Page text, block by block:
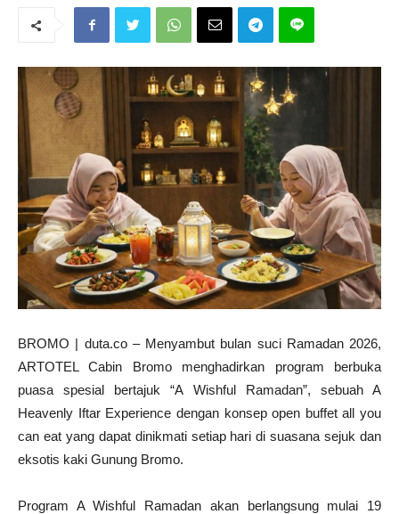
BROMO | duta.co – Menyambut bulan suci Ramadan 2026,
ARTOTEL Cabin Bromo menghadirkan program berbuka
puasa spesial bertajuk “A Wishful Ramadan”, sebuah A
Heavenly Iftar Experience dengan konsep open buffet all you
can eat yang dapat dinikmati setiap hari di suasana sejuk dan
eksotis kaki Gunung Bromo.
Program A Wishful Ramadan akan berlangsung mulai 19